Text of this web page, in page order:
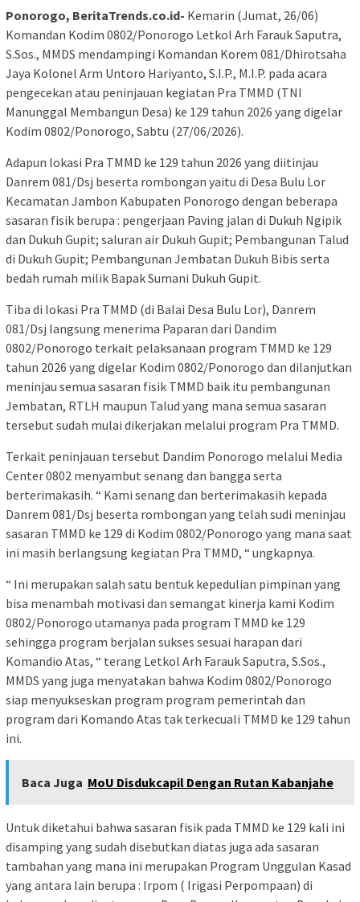
Ponorogo, BeritaTrends.co.id- Kemarin (Jumat, 26/06)
Komandan Kodim 0802/Ponorogo Letkol Arh Farauk Saputra,
S.Sos., MMDS mendampingi Komandan Korem 081/Dhirotsaha
Jaya Kolonel Arm Untoro Hariyanto, S.I.P., M.I.P. pada acara
pengecekan atau peninjauan kegiatan Pra TMMD (TNI
Manunggal Membangun Desa) ke 129 tahun 2026 yang digelar
Kodim 0802/Ponorogo, Sabtu (27/06/2026).
Adapun lokasi Pra TMMD ke 129 tahun 2026 yang diitinjau
Danrem 081/Dsj beserta rombongan yaitu di Desa Bulu Lor
Kecamatan Jambon Kabupaten Ponorogo dengan beberapa
sasaran fisik berupa : pengerjaan Paving jalan di Dukuh Ngipik
dan Dukuh Gupit; saluran air Dukuh Gupit; Pembangunan Talud
di Dukuh Gupit; Pembangunan Jembatan Dukuh Bibis serta
bedah rumah milik Bapak Sumani Dukuh Gupit.
Tiba di lokasi Pra TMMD (di Balai Desa Bulu Lor), Danrem
081/Dsj langsung menerima Paparan dari Dandim
0802/Ponorogo terkait pelaksanaan program TMMD ke 129
tahun 2026 yang digelar Kodim 0802/Ponorogo dan dilanjutkan
meninjau semua sasaran fisik TMMD baik itu pembangunan
Jembatan, RTLH maupun Talud yang mana semua sasaran
tersebut sudah mulai dikerjakan melalui program Pra TMMD.
Terkait peninjauan tersebut Dandim Ponorogo melalui Media
Center 0802 menyambut senang dan bangga serta
berterimakasih. “ Kami senang dan berterimakasih kepada
Danrem 081/Dsj beserta rombongan yang telah sudi meninjau
sasaran TMMD ke 129 di Kodim 0802/Ponorogo yang mana saat
ini masih berlangsung kegiatan Pra TMMD, “ ungkapnya.
“ Ini merupakan salah satu bentuk kepedulian pimpinan yang
bisa menambah motivasi dan semangat kinerja kami Kodim
0802/Ponorogo utamanya pada program TMMD ke 129
sehingga program berjalan sukses sesuai harapan dari
Komandio Atas, “ terang Letkol Arh Farauk Saputra, S.Sos.,
MMDS yang juga menyatakan bahwa Kodim 0802/Ponorogo
siap menyukseskan program program pemerintah dan
program dari Komando Atas tak terkecuali TMMD ke 129 tahun
ini.
Baca Juga MoU Disdukcapil Dengan Rutan Kabanjahe
Untuk diketahui bahwa sasaran fisik pada TMMD ke 129 kali ini
disamping yang sudah disebutkan diatas juga ada sasaran
tambahan yang mana ini merupakan Program Unggulan Kasad
yang antara lain berupa : Irpom ( Irigasi Perpompaan) di